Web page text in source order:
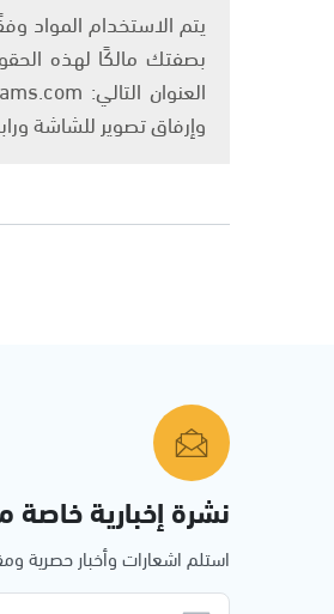
بصفتك مالكًا لهذه
وإرفاق تصوير للشاشة
نشرة إخبارية خاصة
استلم اشعارات وأخبار حصرية